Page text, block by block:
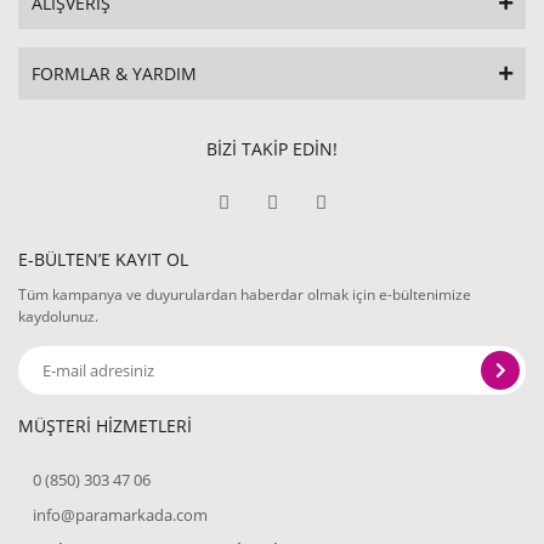
FORMLAR & YARDIM
BİZİ TAKİP EDİN!
E-BÜLTEN’E KAYIT OL
Tüm kampanya ve duyurulardan haberdar olmak için e-bültenimize
kaydolunuz.
MÜŞTERİ HİZMETLERİ
0 (850) 303 47 06
info@paramarkada.com